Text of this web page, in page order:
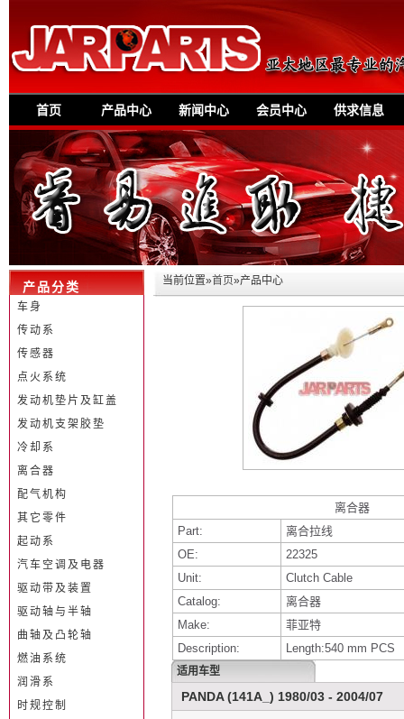
首页 产品中心 新闻中心 会员中心 供求信息
当前位置»首页»产品中心
离合器
Part:
离合拉线
OE:
22325
Unit:
Clutch Cable
Catalog:
离合器
Make:
菲亚特
Description:
Length:540 mm PCS
适用车型
PANDA (141A_) 1980/03 - 2004/07
产品分类
车身
传动系
传感器
点火系统
发动机垫片及缸盖
发动机支架胶垫
冷却系
离合器
配气机构
其它零件
起动系
汽车空调及电器
驱动带及装置
驱动轴与半轴
曲轴及凸轮轴
燃油系统
润滑系
时规控制